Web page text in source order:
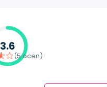
3.6
(5 ocen)